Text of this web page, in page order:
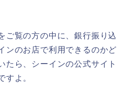
ご覧の方の中に、銀行振り込
ンのお店で利用できるのかど
たら、シーインの公式サイト
すよ。